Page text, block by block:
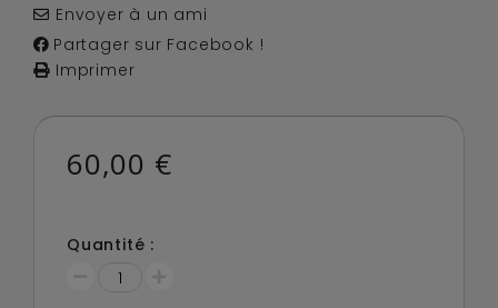
Envoyer à un ami
Partager sur Facebook !
Imprimer
60,00 €
Quantité :